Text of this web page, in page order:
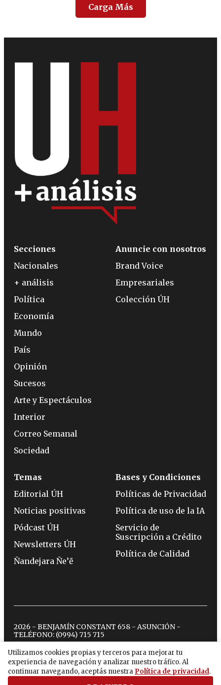
Carga Más
Utilizamos cookies propias y terceros para mejorar tu
experiencia de navegación y analizar nuestro tráfico. Al
continuar navegando, aceptás nuestra Política de privacidad.
Secciones
Nacionales
+ análisis
Política
Economía
Mundo
País
Opinión
Sucesos
Arte y Espectáculos
Interior
Correo Semanal
Sociedad
Anuncie con nosotros
Brand Voice
Empresariales
Colección ÚH
Temas
Editorial ÚH
Noticias positivas
Pódcast ÚH
Newsletters ÚH
Ñandejara Ñe’ẽ
Bases y Condiciones
Políticas de Privacidad
Política de uso de la IA
Servicio de
Suscripción a Crédito
Política de Calidad
2026 - BENJAMÍN CONSTANT 658 - ASUNCIÓN -
TELÉFONO: (0994) 715 715
twitterinstagram
facebook
tiktokyoutubespotify